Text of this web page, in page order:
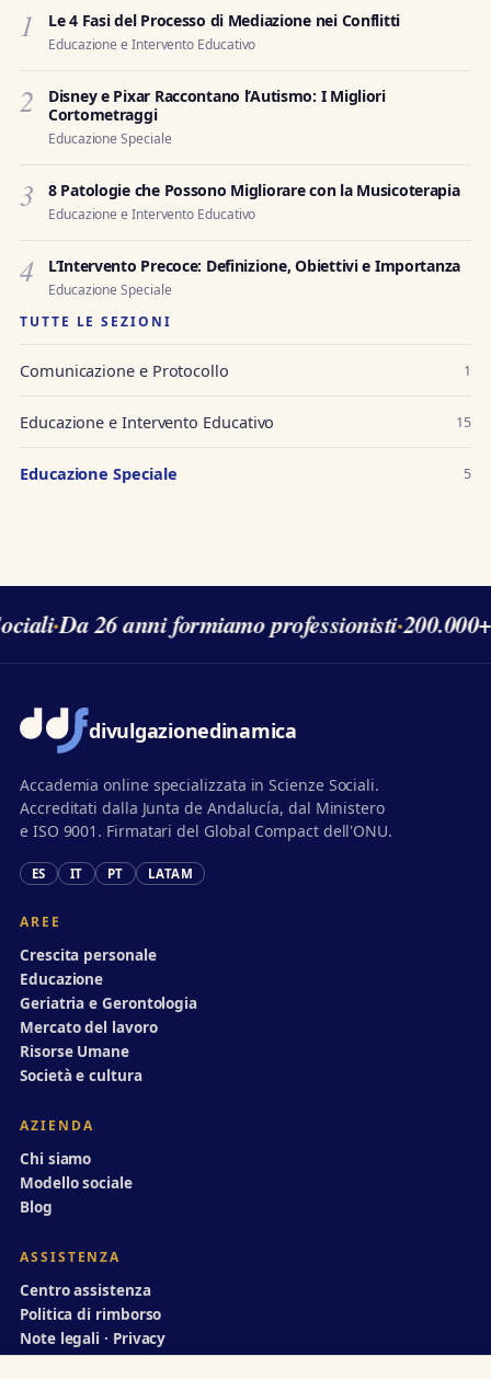
1 Le 4 Fasi del Processo di Mediazione nei Conflitti
Educazione e Intervento Educativo
2
Disney e Pixar Raccontano l’Autismo: I Migliori
Cortometraggi
Educazione Speciale
3 8 Patologie che Possono Migliorare con la Musicoterapia
Educazione e Intervento Educativo
4 L’Intervento Precoce: Definizione, Obiettivi e Importanza
Educazione Speciale
TUTTE LE SEZIONI
Comunicazione e Protocollo 1
Educazione e Intervento Educativo 15
Educazione Speciale 5
·Da 26 anni formiamo professionisti·
divulgazionedinamica
Accademia online specializzata in Scienze Sociali.
Accreditati dalla Junta de Andalucía, dal Ministero
e ISO 9001. Firmatari del Global Compact dell'ONU.
ES IT PT LATAM
AREE
Crescita personale
Educazione
Geriatria e Gerontologia
Mercato del lavoro
Risorse Umane
Società e cultura
AZIENDA
Chi siamo
Modello sociale
Blog
ASSISTENZA
Centro assistenza
Politica di rimborso
Note legali · Privacy